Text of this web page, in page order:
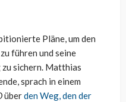
Pläne, um den
führen und seine
sichern. Matthias
sprach in einem
überden Weg, den der